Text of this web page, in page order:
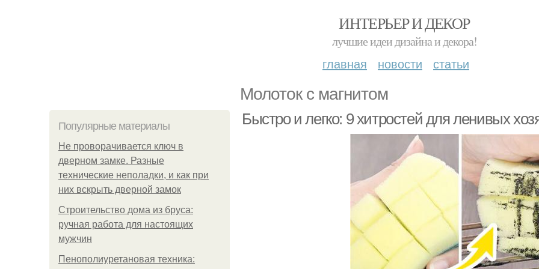
ИНТЕРЬЕР И ДЕКОР
лучшие идеи дизайна и декора!
главная новости статьи
Молоток с магнитом
Популярные материалы
Не проворачивается ключ в
дверном замке. Разные
технические неполадки, и как при
них вскрыть дверной замок
Строительство дома из бруса:
ручная работа для настоящих
мужчин
Пенополиуретановая техника:
Быстро и легко: 9 хитростей для ленивых